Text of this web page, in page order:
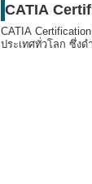
CATIA
CATIA
ประเทศทั่วโลก ซึ่ง